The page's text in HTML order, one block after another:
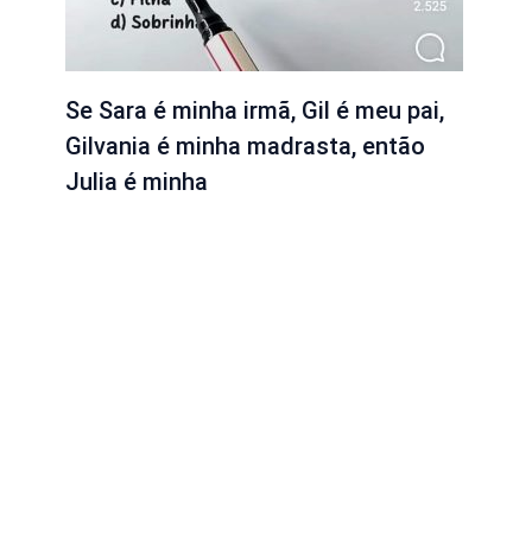
Se Sara é minha irmã, Gil é meu pai,
Gilvania é minha madrasta, então
Julia é minha